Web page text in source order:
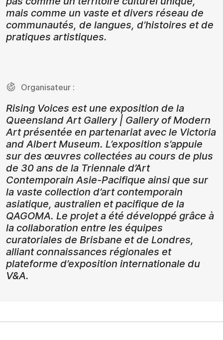
mais comme un vaste et divers réseau de
communautés, de langues, d’histoires et de
pratiques artistiques.
Organisateur :
Rising Voices est une exposition de la
Queensland Art Gallery | Gallery of Modern
Art présentée en partenariat avec le Victoria
and Albert Museum. L’exposition s’appuie
sur des œuvres collectées au cours de plus
de 30 ans de la Triennale d’Art
Contemporain Asie-Pacifique ainsi que sur
la vaste collection d’art contemporain
asiatique, australien et pacifique de la
QAGOMA. Le projet a été développé grâce à
la collaboration entre les équipes
curatoriales de Brisbane et de Londres,
alliant connaissances régionales et
plateforme d’exposition internationale du
V&A.